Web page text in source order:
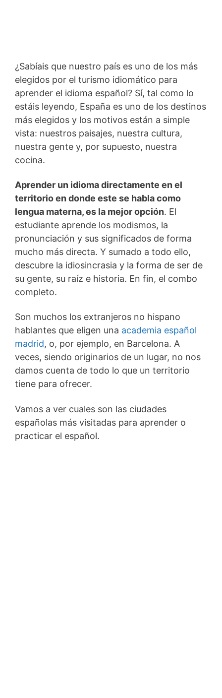
¿Sabíais que nuestro país es uno de los más
elegidos por el turismo idiomático para
aprender el idioma español? Sí, tal como lo
estáis leyendo, España es uno de los destinos
más elegidos y los motivos están a simple
vista: nuestros paisajes, nuestra cultura,
nuestra gente y, por supuesto, nuestra
cocina.
Aprender un idioma directamente en el
territorio en donde este se habla como
lengua materna, es la mejor opción. El
estudiante aprende los modismos, la
pronunciación y sus significados de forma
mucho más directa. Y sumado a todo ello,
descubre la idiosincrasia y la forma de ser de
su gente, su raíz e historia. En fin, el combo
completo.
Son muchos los extranjeros no hispano
hablantes que eligen una academia español
madrid, o, por ejemplo, en Barcelona. A
veces, siendo originarios de un lugar, no nos
damos cuenta de todo lo que un territorio
tiene para ofrecer.
Vamos a ver cuales son las ciudades
españolas más visitadas para aprender o
practicar el español.